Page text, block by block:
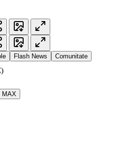
Flash News Comunitate
MAX